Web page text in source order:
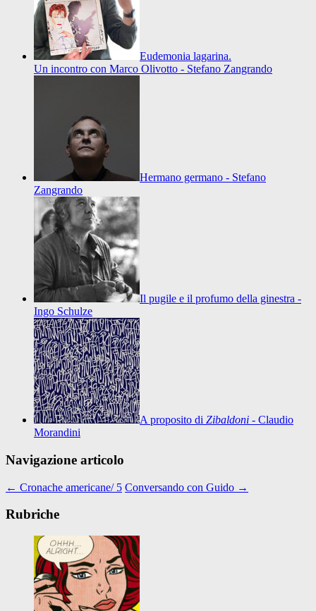
Eudemonia lagarina.
Un incontro con Marco Olivotto - Stefano Zangrando
Hermano germano - Stefano
Zangrando
Il pugile e il profumo della ginestra -
Ingo Schulze
A proposito di Zibaldoni - Claudio
Morandini
Navigazione articolo
← Cronache americane/ 5 Conversando con Guido →
Rubriche